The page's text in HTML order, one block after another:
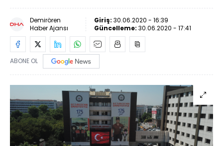
Demirören
Haber Ajansı
Giriş: 30.06.2020 - 16:39
Güncelleme: 30.06.2020 - 17:41
ABONE OL